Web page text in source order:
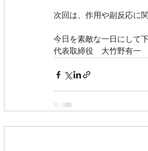
次回は、作用や副反応に関
今日を素敵な一日にして下
代表取締役　大竹野有一